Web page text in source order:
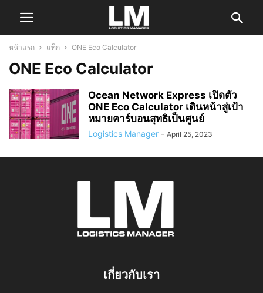
หน้าแรก แท็ก ONE Eco Calculator
ONE Eco Calculator
Ocean Network Express เปิดตัว
ONE Eco Calculator เดินหน้าสู่เป้า
หมายคาร์บอนสุทธิเป็นศูนย์
Logistics Manager - April 25, 2023
เกี่ยวกับเรา